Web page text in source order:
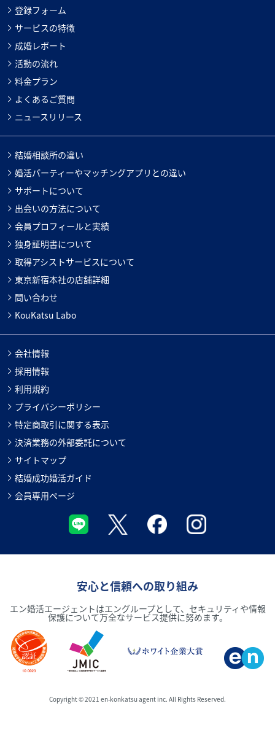
登録フォーム
サービスの特徴
成婚レポート
活動の流れ
料金プラン
よくあるご質問
ニュースリリース
結婚相談所の違い
婚活パーティーやマッチングアプリとの違い
サポートについて
出会いの方法について
会員プロフィールと実績
独身証明書について
取得アシストサービスについて
東京新宿本社の店舗詳細
問い合わせ
KouKatsu Labo
会社情報
採用情報
利用規約
プライバシーポリシー
特定商取引に関する表示
決済業務の外部委託について
サイトマップ
結婚成功婚活ガイド
会員専用ページ
安心と信頼への取り組み
エン婚活エージェントはエングループとして、セキュリティや情報
保護について万全なサービス提供に努めます。
Copyright © 2021 en-konkatsu agent inc. All Rights Reserved.